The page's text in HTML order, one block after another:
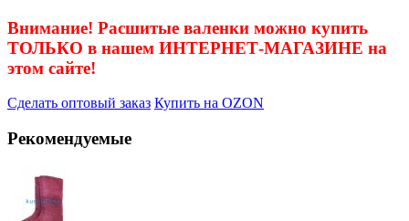
Внимание! Расшитые валенки можно купить
ТОЛЬКО в нашем ИНТЕРНЕТ-МАГАЗИНЕ на
этом сайте!
Сделать оптовый заказ Купить на OZON
Рекомендуемые